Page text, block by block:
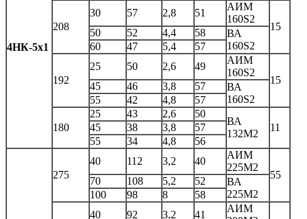
4НК-5х1
208
30 57 2,8 51
АИМ
160S2
15
50 52 4,4 58
ВА
160S2
60 47 5,4 57
192
25 50 2,6 49
АИМ
160S2
15
45 46 3,8 57
ВА
160S2
55 42 4,8 57
180
25 43 2,6 50
ВА
132М2
11
45 38 3,8
57
55
34 4,8 56
275
40 112 3,2 40
АИМ
225М2
55
70 108 5,2 52
ВА
225М2
100 98 8 58
40 92 3,2 41
АИМ